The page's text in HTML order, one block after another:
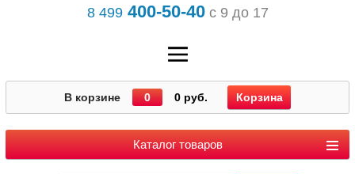
8 499400-50-40с 9 до 17
В корзине 0 0 руб. Корзина
Каталог товаров